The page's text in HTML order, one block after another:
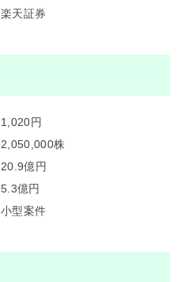
楽天証券
1,020円
2,050,000株
20.9億円
5.3億円
小型案件